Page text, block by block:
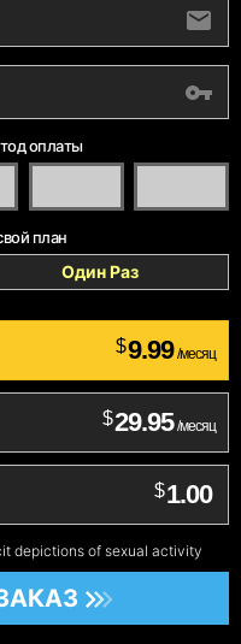
оплаты
план
Один Раз
$9.99 /месяц
$29.95 /месяц
$1.00
depictions of sexual activity